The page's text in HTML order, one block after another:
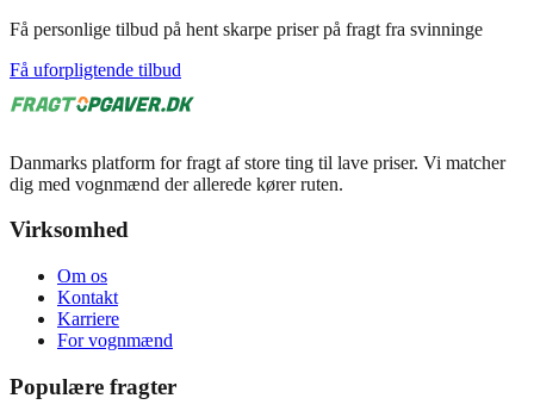
Få personlige tilbud på hent skarpe priser på fragt fra svinninge
Få uforpligtende tilbud
Danmarks platform for fragt af store ting til lave priser. Vi matcher
dig med vognmænd der allerede kører ruten.
Virksomhed
Om os
Kontakt
Karriere
For vognmænd
Populære fragter